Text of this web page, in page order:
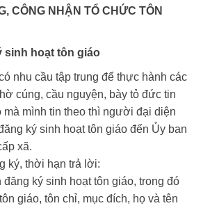
CÔNG NHẬN TỔ CHỨC TÔN
sinh hoạt tôn giáo
nhu cầu tập trung để thực hành các
cúng, cầu nguyện, bày tỏ đức tin
mà mình tin theo thì người đại diện
ký sinh hoạt tôn giáo đến Ủy ban
xã.
ký, thời hạn trả lời:
đăng ký sinh hoạt tôn giáo, trong đó
giáo, tôn chỉ, mục đích, họ và tên